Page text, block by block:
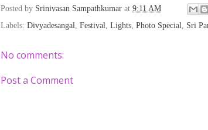
Posted by Srinivasan Sampathkumar at 9:11 AM
Labels: Divyadesangal, Festival, Lights, Photo Special, Sri
No comments:
Post a Comment